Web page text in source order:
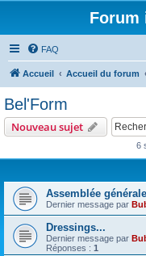
Forum
FAQ
Accueil Accueil du forum
Bel'Form
Nouveau sujet
6
Assemblée
Dernier message par
Dressings...
Dernier message par
Réponses : 1